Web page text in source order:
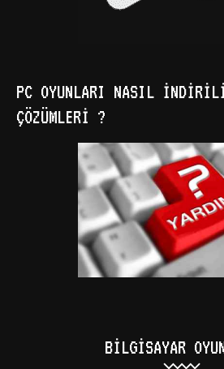
PC OYUNLARI NASIL
ÇÖZÜMLERI ?
BILGISAYAR